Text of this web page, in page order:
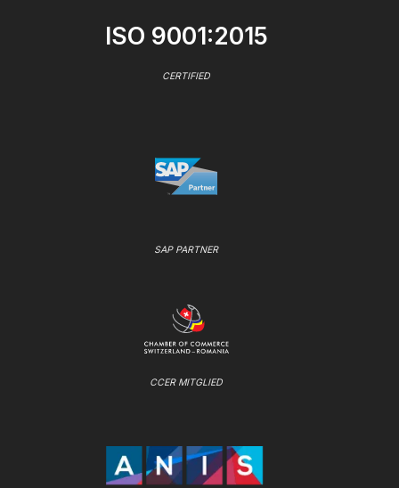
ISO 9001:2015
CERTIFIED
SAP PARTNER
CCER MITGLIED